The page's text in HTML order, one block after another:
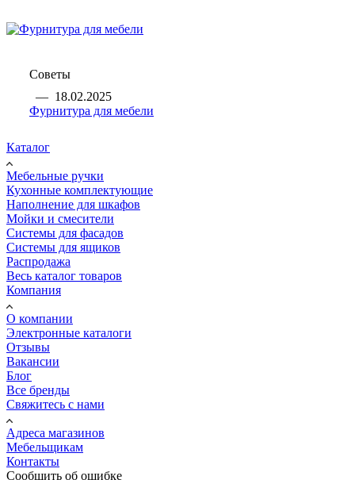
Советы
— 18.02.2025
Фурнитура для мебели
Каталог
Мебельные ручки
Кухонные комплектующие
Наполнение для шкафов
Мойки и смесители
Системы для фасадов
Системы для ящиков
Распродажа
Весь каталог товаров
Компания
О компании
Электронные каталоги
Отзывы
Вакансии
Блог
Все бренды
Свяжитесь с нами
Адреса магазинов
Мебельщикам
Контакты
Сообщить об ошибке